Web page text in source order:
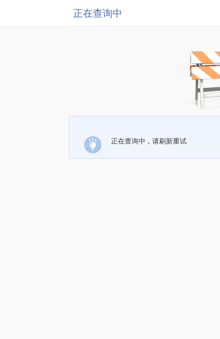
正在查询中
正在查询中，请刷新重试